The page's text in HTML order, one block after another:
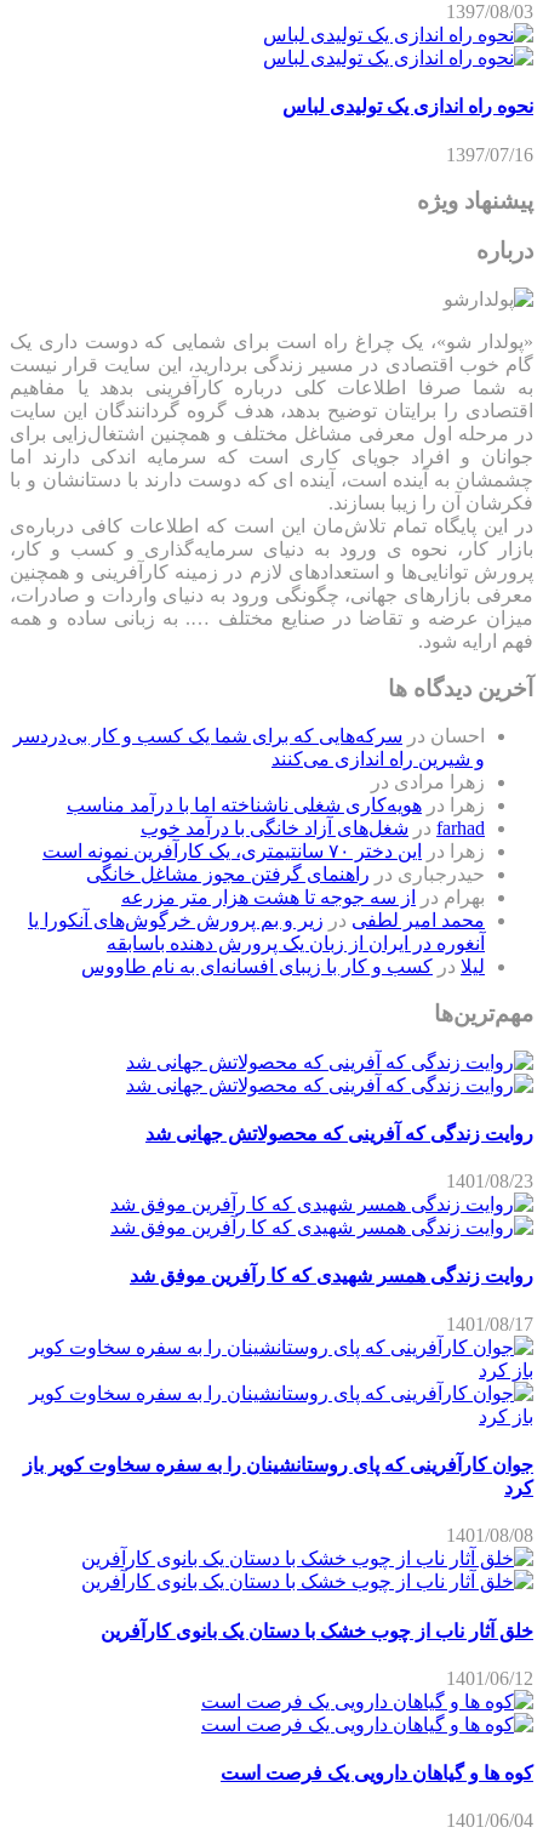
1397/08/03
نحوه راه اندازی یک تولیدی لباس
1397/07/16
پیشنهاد ویژه
درباره
«پولدار شو»، یک چراغ راه است برای شمایی که دوست داری یک
گام خوب اقتصادی در مسیر زندگی بردارید، این سایت قرار نیست
به شما صرفا اطلاعات کلی درباره کارآفرینی بدهد یا مفاهیم
اقتصادی را برایتان توضیح بدهد، هدف گروه گردانندگان این سایت
در مرحله اول معرفی مشاغل مختلف و همچنین اشتغال‌زایی برای
جوانان و افراد جویای کاری است که سرمایه اندکی دارند اما
چشمشان به آینده است، آینده ای که دوست دارند با دستانشان و با
فکرشان آن را زیبا بسازند.
در این پایگاه تمام تلاش‌مان این است که ‌اطلاعات کافی درباره‌ی
بازار کار، نحوه ی ورود به دنیای سرمایه‌گذاری و کسب و کار،
پرورش توانایی‌ها و استعدادهای لازم در زمینه کارآفرینی و همچنین
معرفی بازارهای جهانی، چگونگی ورود به دنیای واردات و صادرات،
میزان عرضه و تقاضا در صنایع مختلف …. به زبانی ساده و همه
فهم ارایه شود.
آخرین دیدگاه ها
احسان در سرکه‌هایی که برای شما یک کسب و کار بی‌دردسر
و شیرین راه اندازی می‌کنند
زهرا مرادی در
زهرا
در هویه‌کاری شغلی ناشناخته اما با درآمد مناسب
farhad در شغل‌های آزاد خانگی با درآمد خوب
زهرا
در
این دختر ۷۰ سانتیمتری، یک کارآفرین نمونه است
حیدرجباری در راهنمای گرفتن مجوز مشاغل خانگی
بهرام در
از سه جوجه تا هشت هزار متر مزرعه
محمد امیر لطفی در زیر و بم پرورش خرگوش‌های آنکورا یا
آنغوره در ایران از زبان یک پرورش دهنده باسابقه
لیلا در کسب و کار با زیبای افسانه‌ای به نام طاووس
مهم‌ترین‌ها
روایت زندگی که آفرینی که محصولاتش جهانی شد
1401/08/23
روایت زندگی همسر شهیدی که کا رآفرین موفق شد
1401/08/17
جوان کارآفرینی که پای روستانشینان را به سفره سخاوت کویر باز
کرد
1401/08/08
خلق آثار ناب از چوب خشک با دستان یک بانوی کارآفرین
1401/06/12
کوه ها و گیاهان دارویی یک فرصت است
1401/06/04